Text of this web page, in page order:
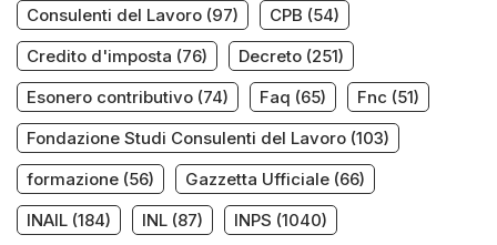
Consulenti del Lavoro (97) CPB (54)
Credito d'imposta (76) Decreto (251)
Esonero contributivo (74) Faq (65) Fnc (51)
Fondazione Studi Consulenti del Lavoro (103)
formazione (56) Gazzetta Ufficiale (66)
INAIL (184) INL (87) INPS (1040)